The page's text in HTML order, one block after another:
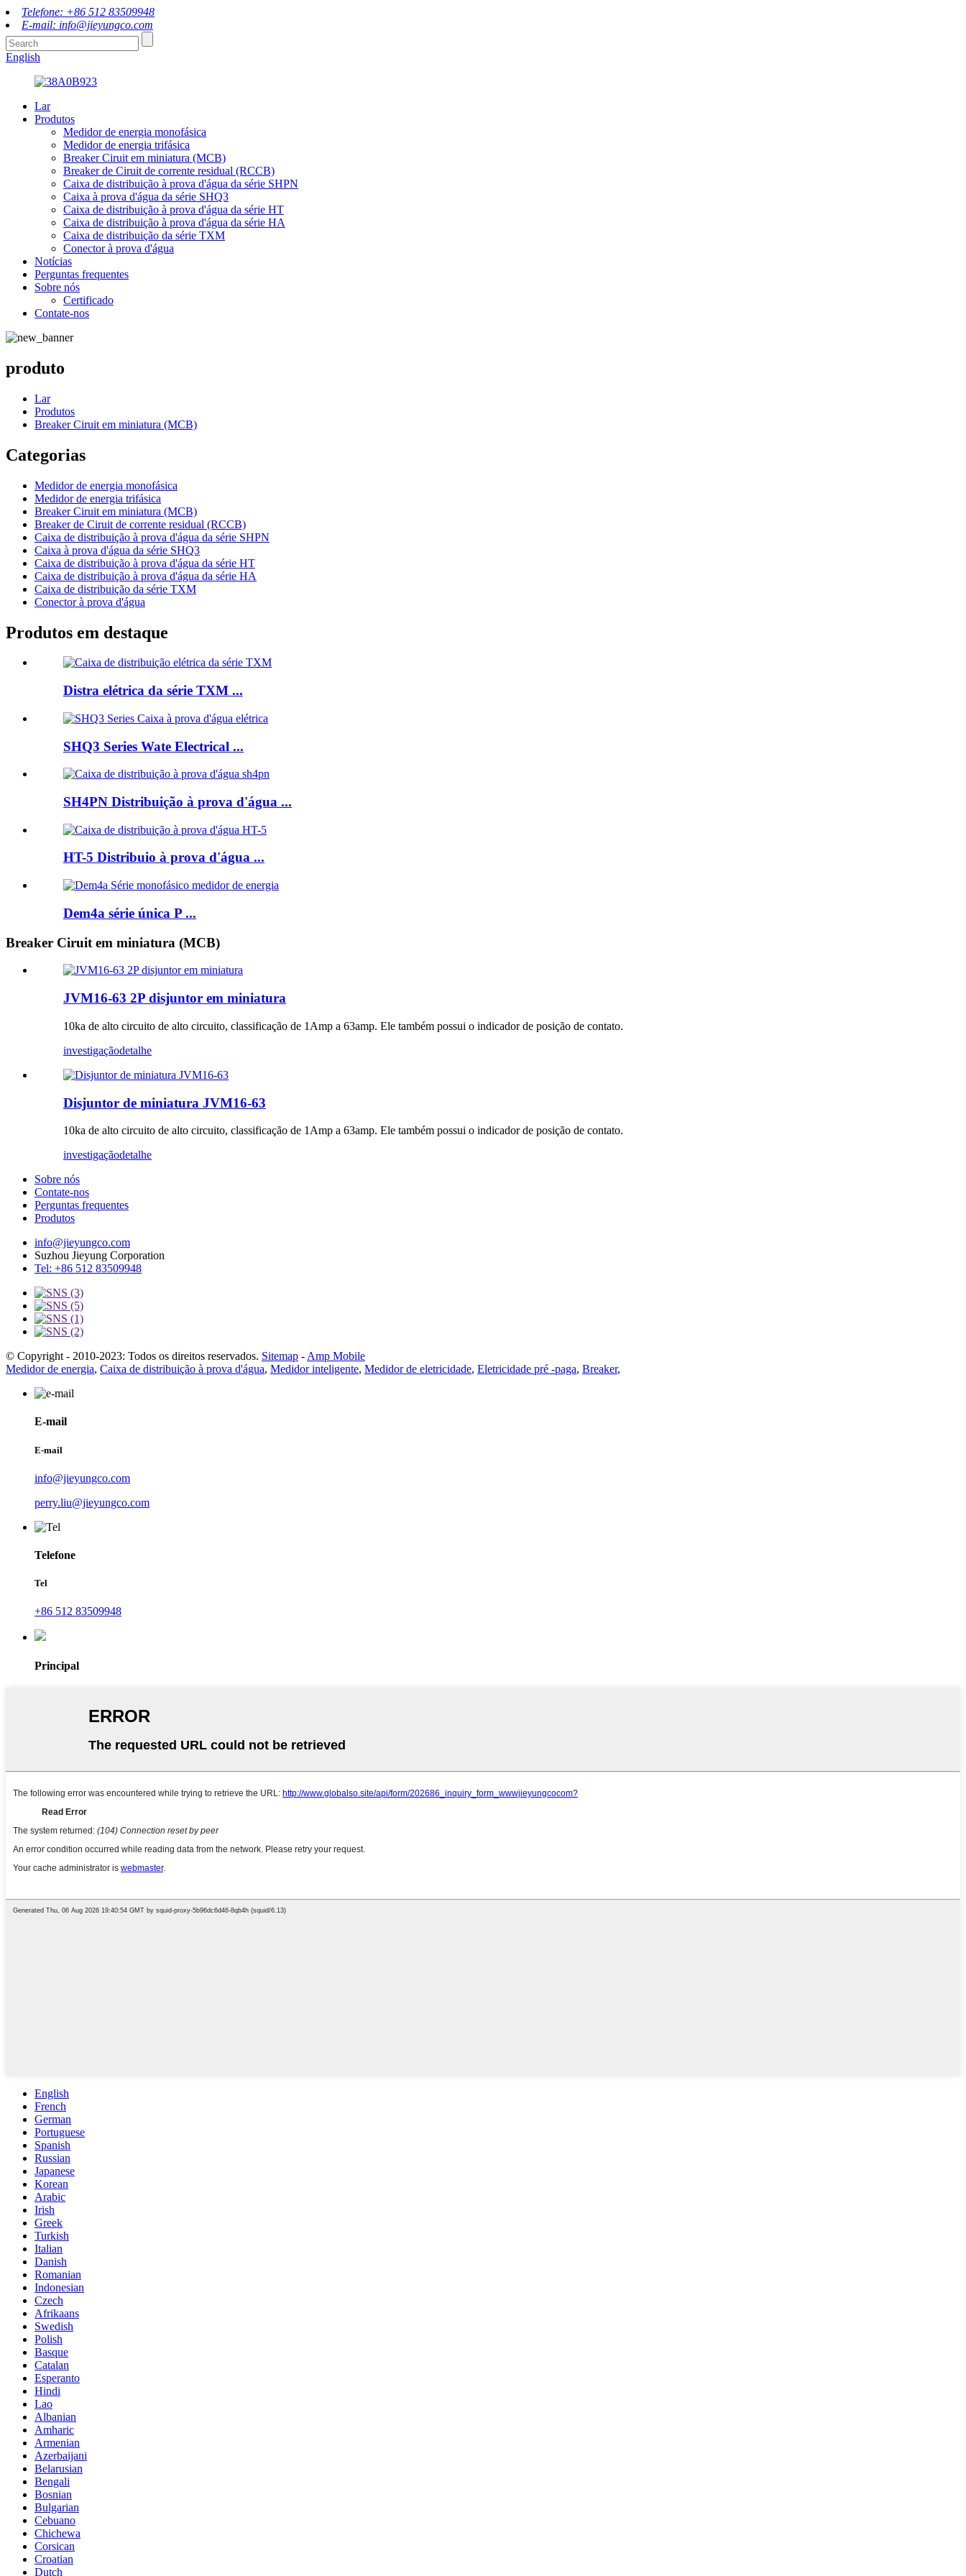
Telefone: +86 512 83509948
E-mail: info@jieyungco.com
English
Lar
Produtos
Medidor de energia monofásica
Medidor de energia trifásica
Breaker Ciruit em miniatura (MCB)
Breaker de Ciruit de corrente residual (RCCB)
Caixa de distribuição à prova d'água da série SHPN
Caixa à prova d'água da série SHQ3
Caixa de distribuição à prova d'água da série HT
Caixa de distribuição à prova d'água da série HA
Caixa de distribuição da série TXM
Conector à prova d'água
Notícias
Perguntas frequentes
Sobre nós
Certificado
Contate-nos
produto
Lar
Produtos
Breaker Ciruit em miniatura (MCB)
Categorias
Medidor de energia monofásica
Medidor de energia trifásica
Breaker Ciruit em miniatura (MCB)
Breaker de Ciruit de corrente residual (RCCB)
Caixa de distribuição à prova d'água da série SHPN
Caixa à prova d'água da série SHQ3
Caixa de distribuição à prova d'água da série HT
Caixa de distribuição à prova d'água da série HA
Caixa de distribuição da série TXM
Conector à prova d'água
Produtos em destaque
Distra elétrica da série TXM ...
SHQ3 Series Wate Electrical ...
SH4PN Distribuição à prova d'água ...
HT-5 Distribuio à prova d'água ...
Dem4a série única P ...
Breaker Ciruit em miniatura (MCB)
JVM16-63 2P disjuntor em miniatura
10ka de alto circuito de alto circuito, classificação de 1Amp a 63amp. Ele também possui o indicador de posição de contato.
investigaçãodetalhe
Disjuntor de miniatura JVM16-63
10ka de alto circuito de alto circuito, classificação de 1Amp a 63amp. Ele também possui o indicador de posição de contato.
investigaçãodetalhe
Sobre nós
Contate-nos
Perguntas frequentes
Produtos
info@jieyungco.com
Suzhou Jieyung Corporation
Tel: +86 512 83509948
© Copyright - 2010-2023: Todos os direitos reservados. Sitemap - Amp Mobile
Medidor de energia, Caixa de distribuição à prova d'água, Medidor inteligente, Medidor de eletricidade, Eletricidade pré -paga, Breaker,
E-mail
E-mail
info@jieyungco.com
perry.liu@jieyungco.com
Telefone
Tel
+86 512 83509948
Principal
English
French
German
Portuguese
Spanish
Russian
Japanese
Korean
Arabic
Irish
Greek
Turkish
Italian
Danish
Romanian
Indonesian
Czech
Afrikaans
Swedish
Polish
Basque
Catalan
Esperanto
Hindi
Lao
Albanian
Amharic
Armenian
Azerbaijani
Belarusian
Bengali
Bosnian
Bulgarian
Cebuano
Chichewa
Corsican
Croatian
Dutch